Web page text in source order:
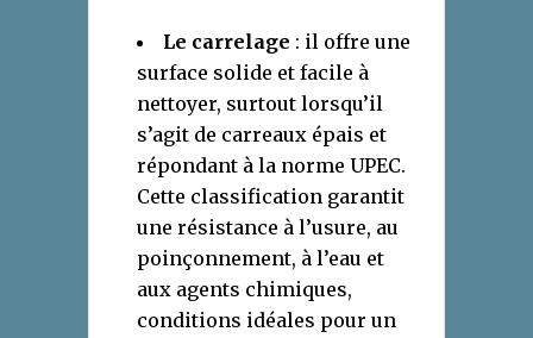
Le carrelage : il offre une
surface solide et facile à
nettoyer, surtout lorsqu’il
s’agit de carreaux épais et
répondant à la norme UPEC.
Cette classification garantit
une résistance à l’usure, au
poinçonnement, à l’eau et
aux agents chimiques,
conditions idéales pour un